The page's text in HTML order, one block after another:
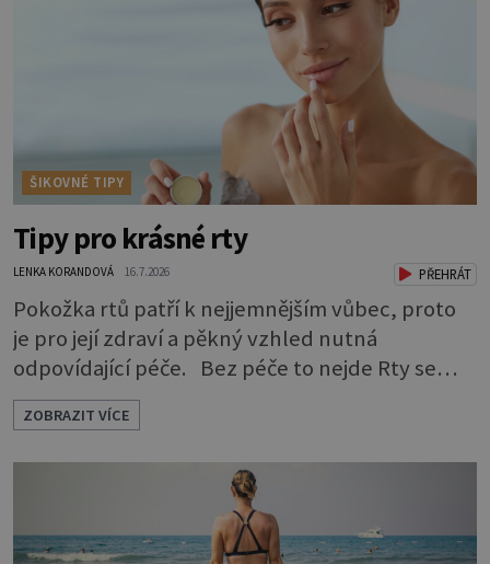
mohou mít v nepořádku zažívání.
ŠIKOVNÉ TIPY
Tipy pro krásné rty
LENKA KORANDOVÁ 16.7.2026 PŘEHRÁT
Pokožka rtů patří k nejjemnějším vůbec, proto
je pro její zdraví a pěkný vzhled nutná
odpovídající péče. Bez péče to nejde Rty se
neliší jen barvou, ale také mnohem tenčí
povrchovou vrstvou než ostatní pleť a pokožka.
Nezvláčňují je žádné mazové žlázy, proto jsou
rty mnohem choulostivější a náchylné k
vysychání a praskání. Balzám na rty je proto
nutnou základní výbavou, pokud chce
ZOBRAZIT VÍCE